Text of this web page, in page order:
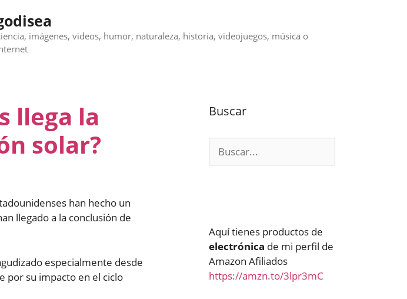
imágenes, videos, humor, naturaleza, historia, videojuegos, música o
llega la
solar?
han hecho un
llegado a la conclusión de
especialmente desde
por su impacto en el ciclo
Buscar
Aquí tienes productos de
electrónica de mi perfil de
Amazon Afiliados
https://amzn.to/3lpr3mC